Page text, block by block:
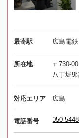
最寄駅 広島電
所在地
〒730-
八丁堀9
対応エリア 広島
電話番号 050-